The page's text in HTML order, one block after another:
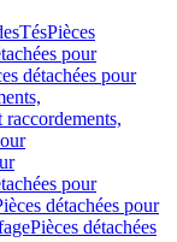
TésPièces
pour
détachées pour
raccordements,
pour
détachées pour
Pièces détachées